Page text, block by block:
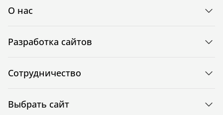
О нас
Разработка сайтов
Сотрудничество
Выбрать сайт